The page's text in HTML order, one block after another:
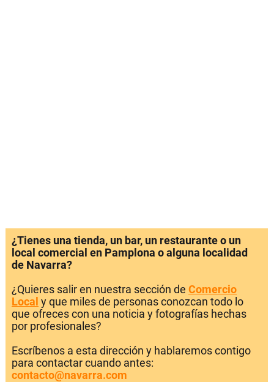
¿Tienes una tienda, un bar, un restaurante o un
local comercial en Pamplona o alguna localidad
de Navarra?
¿Quieres salir en nuestra sección de Comercio
Local y que miles de personas conozcan todo lo
que ofreces con una noticia y fotografías hechas
por profesionales?
Escríbenos a esta dirección y hablaremos contigo
para contactar cuando antes:
contacto@navarra.com